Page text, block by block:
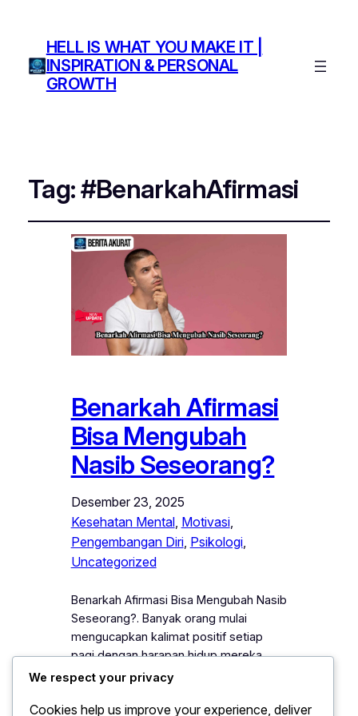
HELL IS WHAT YOU MAKE IT |
INSPIRATION & PERSONAL
GROWTH
Tag:#BenarkahAfirmasi
Benarkah Afirmasi
Bisa Mengubah
Nasib Seseorang?
Desember 23, 2025
Kesehatan Mental, Motivasi
Pengembangan Diri, Psikologi
Uncategorized
Benarkah Afirmasi Bisa Mengubah Nasib
Seseorang?. Banyak orang mulai
mengucapkan kalimat positif setiap
pagi dengan harapan hidup mereka
berubah. Mereka percaya bahwa kata-
memengaruhi pikiran dan tindakan.
We respect your privacy
Cookies help us improve your experience, deliver